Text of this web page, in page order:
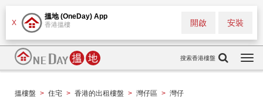
X
搵地 (OneDay) App
香港搵樓 安裝
開啟
搜索香港樓盤
搵樓盤 > 住宅 > 香港的出租樓盤 > 灣仔區 > 灣仔